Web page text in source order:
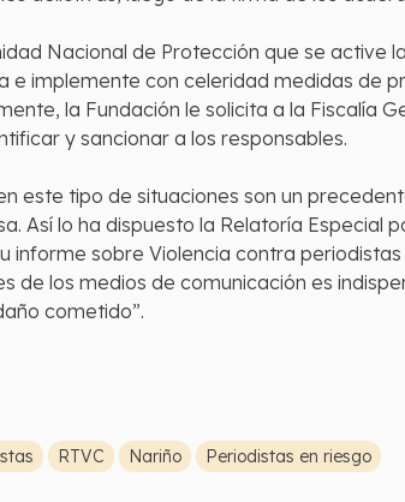
Nacional de Protección que se
e implemente con celeridad medidas de
la Fundación le solicita a la Fiscalía
y sancionar a los responsables.
este tipo de situaciones son un
Así lo ha dispuesto la Relatoría
informe sobre Violencia contra
de los medios de comunicación es
cometido”.
RTVC Nariño Periodistas en riesgo